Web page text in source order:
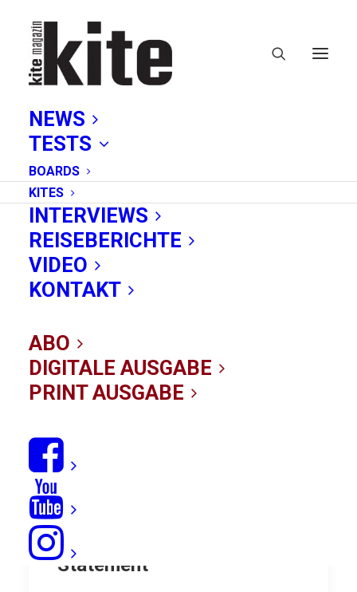
NEWS
TESTS
BOARDS
KITES
INTERVIEWS
REISEBERICHTE
VIDEO
KONTAKT
ABO
DIGITALE AUSGABE
PRINT AUSGABE
Statement
Klare Ansage: Kold Shapes
Statement